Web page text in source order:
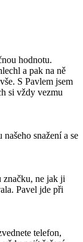
hodnotu.
a pak na ně
S Pavlem jsem
si vždy vezmu
snažení a se
značku, ne jak ji
Pavel jde při
telefon,